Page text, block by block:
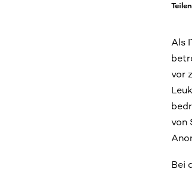
Als
vor
von
Bei